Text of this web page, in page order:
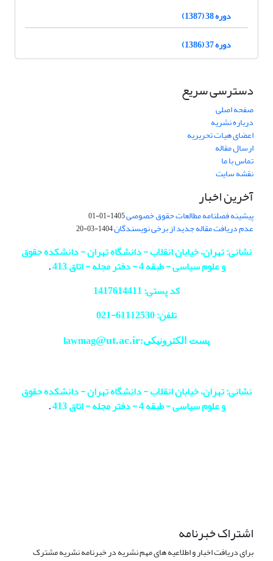
دوره 38 (1387)
دوره 37 (1386)
دسترسی سریع
صفحه اصلی
درباره نشریه
اعضای هیات تحریریه
ارسال مقاله
تماس با ما
نقشه سایت
آخرین اخبار
پیشینه فصلنامه مطالعات حقوق خصوصی1405-01-01
عدم دریافت مقاله جدید از برخی نویسندگان1404-03-20
نشانی: تهران، خیابان انقلاب - دانشگاه تهران - دانشکده حقوق
و علوم سیاسی - طبقه 4 - دفتر مجله - اتاق 413
.
کد پستی: 1417614411
تلفن: 61112530-
021
پست الکترونیکی:lawmag@ut.ac.ir
نشانی: تهران، خیابان انقلاب - دانشگاه تهران - دانشکده حقوق
و علوم سیاسی - طبقه 4 - دفتر مجله - اتاق 413
.
اشتراک خبرنامه
برای دریافت اخبار و اطلاعیه های مهم نشریه در خبرنامه نشریه مشترک